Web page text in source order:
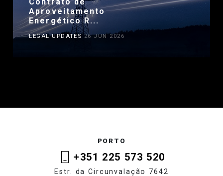
Aproveitamento
Energético R...
LEGAL UPDATES26 JUN 2026
PORTO
+351 225 573 520
Estr. da Circunvalação 7642